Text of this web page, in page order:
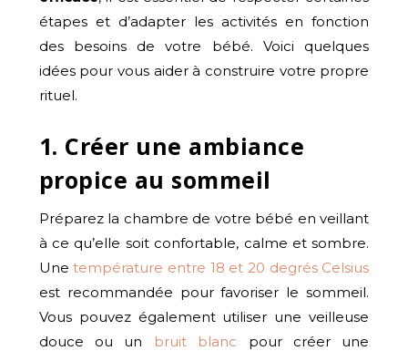
étapes et d’adapter les activités en fonction
des besoins de votre bébé. Voici quelques
idées pour vous aider à construire votre propre
rituel.
1. Créer une ambiance
propice au sommeil
Préparez la chambre de votre bébé en veillant
à ce qu’elle soit confortable, calme et sombre.
Unetempérature entre 18 et 20 degrés Celsius
est recommandée pour favoriser le sommeil.
Vous pouvez également utiliser une veilleuse
douce ou un bruit blanc pour créer une